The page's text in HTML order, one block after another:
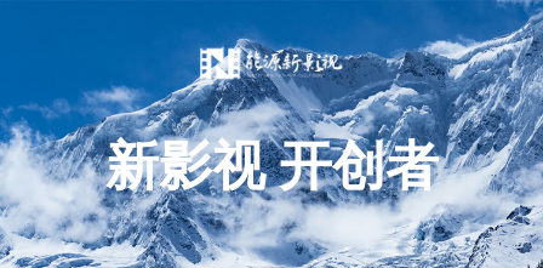
新影视 开创者